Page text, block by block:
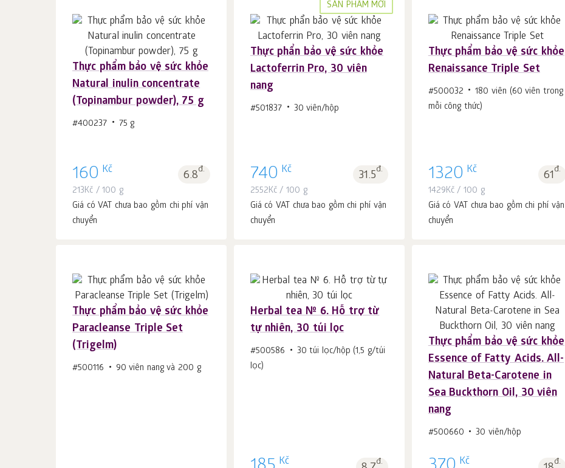
Thực phẩm bảo vệ sức khỏe
Natural inulin concentrate
(Topinambur powder), 75 g
#400237 75 g
160 Kč 6.8đ.
213Kč / 100 g
Giá có VAT chưa bao gồm chi phí vận
chuyển
Cho vào giỏ hàng
1
c.
SẢN PHẨM MỚI
Thực phẩn bảo vệ sức khỏe
Lactoferrin Pro, 30 viên
nang
#501837 30 viên/hộp
740 Kč 31.5đ.
2552Kč/ 100 g
Giá có VAT chưa bao gồm chi phí vận
chuyển
Thực phẩm bảo vệ sức khỏe
Renaissance Triple Set
#500032
180 viên (60 viên trong
mỗi công thức)
1320 Kč 61đ.
1429Kč/ 100 g
Giá có VAT chưa bao gồm chi phí vận
chuyển
1
Thực phẩm bảo vệ sức khỏe
Paracleanse Triple Set
(Trigelm)
#500116 90 viên nang và 200 g
Cho vào giỏ hàng
Herbal tea № 6. Hỗ trợ từ
tự nhiên, 30 túi lọc
#500586
30 túi lọc/hộp (1,5 g/túi
lọc)
Kč đ.
1
Thực phẩm bảo vệ sức khỏe
Essence of Fatty Acids. All-
Natural Beta-Carotene in
Sea Buckthorn Oil, 30 viên
nang
#500660 30 viên/hộp
Kč đ.
Cho vào giỏ hàng
1
c.